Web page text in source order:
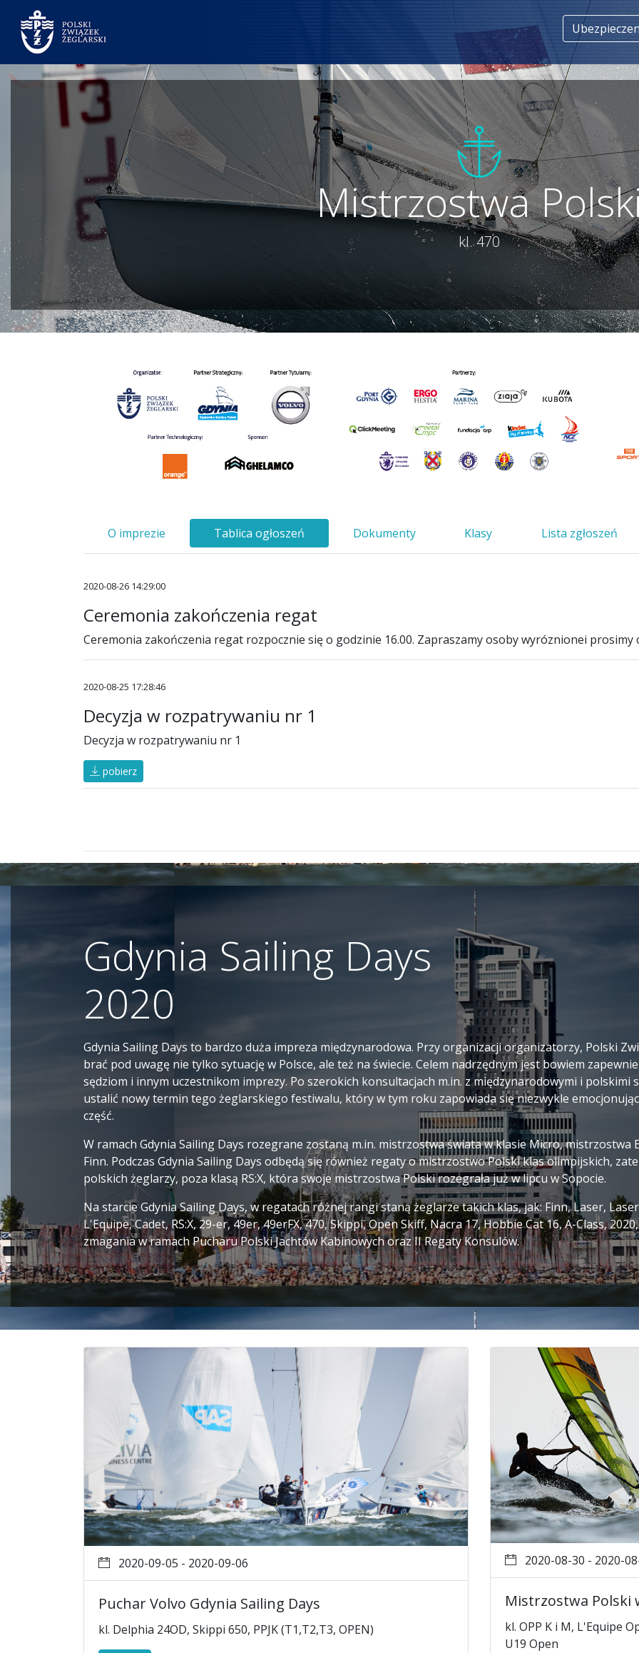
Mistrzostwa
kl. 470
O imprezie Tablica ogłoszeń Dokumenty Klasy Lista zgłoszeń
2020-08-26 14:29:00
Ceremonia zakończenia regat
Ceremonia zakończenia regat rozpocznie się o godzinie 16.00. Zapraszamy osoby wyróznionei prosimy
2020-08-25 17:28:46
Decyzja w rozpatrywaniu nr 1
Decyzja w rozpatrywaniu nr 1
pobierz
Gdynia Sailing Days
2020
Gdynia Sailing Days to bardzo duża impreza międzynarodowa. Przy organizacji organizatorzy, Polski
brać pod uwagę nie tylko sytuację w Polsce, ale też na świecie. Celem nadrzędnym jest bowiem
sędziom i innym uczestnikom imprezy. Po szerokich konsultacjach m.in. z międzynarodowymi i polskimi
ustalić nowy termin tego żeglarskiego festiwalu, który w tym roku zapowiada się niezwykle
część.
W ramach Gdynia Sailing Days rozegrane zostaną m.in. mistrzostwa świata w klasie Micro,
Finn. Podczas Gdynia Sailing Days odbędą się również regaty o mistrzostwo Polski klas olimpijskich,
polskich żeglarzy, poza klasą RS:X, która swoje mistrzostwa Polski rozegrała już w lipcu w Sopocie.
Na starcie Gdynia Sailing Days, w regatach różnej rangi staną żeglarze takich klas, jak: Finn, Laser,
L'Equipe, Cadet, RS:X, 29-er, 49er, 49erFX, 470, Skippi, Open Skiff, Nacra 17, Hobbie Cat 16, A-Class,
zmagania w ramach Pucharu Polski Jachtów Kabinowych oraz II Regaty Konsulów.
2020-09-05 - 2020-09-06
Puchar Volvo Gdynia Sailing Days
kl. Delphia 24OD, Skippi 650, PPJK (T1,T2,T3, OPEN)
2020-08-30 - 2020-
Mistrzostwa Polski
kl. OPP K i M, L'Equipe
U19 Open